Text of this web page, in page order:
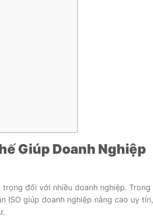
Giúp Doanh Nghiệp
đối với nhiều doanh nghiệp. Trong
ISO giúp doanh nghiệp nâng cao uy tín,